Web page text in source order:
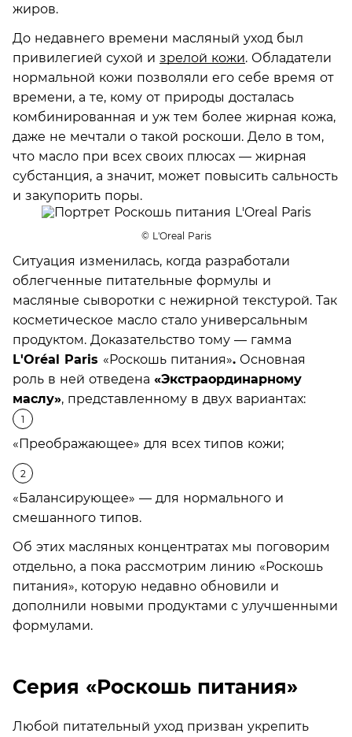
жиров.
До недавнего времени масляный уход был
привилегией сухой и зрелой кожи. Обладатели
нормальной кожи позволяли его себе время от
времени, а те, кому от природы досталась
комбинированная и уж тем более жирная кожа,
даже не мечтали о такой роскоши. Дело в том,
что масло при всех своих плюсах — жирная
субстанция, а значит, может повысить сальность
и закупорить поры.
© L'Oreal Paris
Ситуация изменилась, когда разработали
облегченные питательные формулы и
масляные сыворотки с нежирной текстурой. Так
косметическое масло стало универсальным
продуктом. Доказательство тому — гамма
L'Oréal Paris «Роскошь питания». Основная
роль в ней отведена «Экстраординарному
маслу», представленному в двух вариантах:
«Преображающее» для всех типов кожи;
«Балансирующее» — для нормального и
смешанного типов.
Об этих масляных концентратах мы поговорим
отдельно, а пока рассмотрим линию «Роскошь
питания», которую недавно обновили и
дополнили новыми продуктами с улучшенными
формулами.
Серия «Роскошь питания»
Любой питательный уход призван укрепить